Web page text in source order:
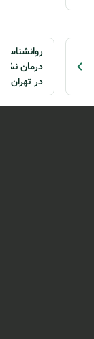
روانشناس
درمان
در تهران